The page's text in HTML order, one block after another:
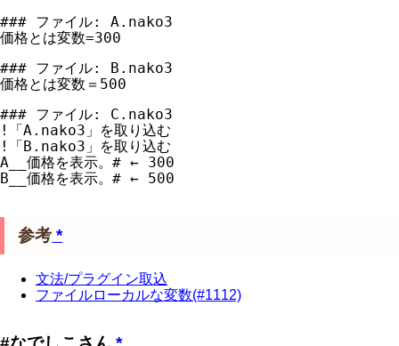
### ファイル: A.nako3
### ファイル: B.nako3
### ファイル: C.nako3
!「A.nako3」を取り込む
!「B.nako3」を取り込む
A__価格を表示。# ← 300
参考 *
文法/プラグイン取込
ファイルローカルな変数(#1112)